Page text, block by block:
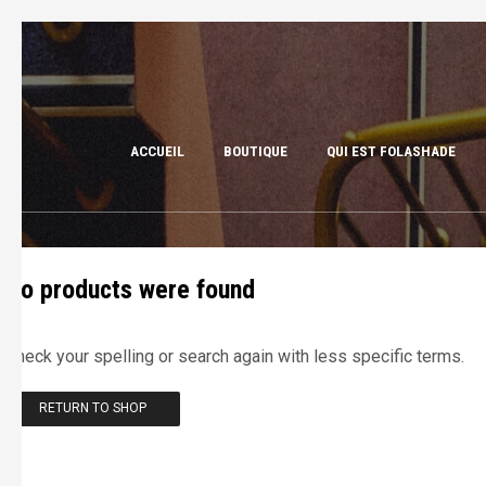
ACCUEIL BOUTIQUE QUI EST FOLASHADE
No products were found
Check your spelling or search again with less specific terms.
RETURN TO SHOP